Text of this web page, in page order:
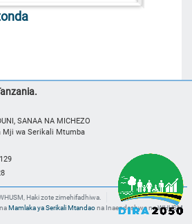
SANAA NA MICHEZO
Mji wa Serikali Mtumba
Haki zote zimehifadhiwa.
Mamlaka ya Serikali Mtandaona Inaendeshwa na WHUSM